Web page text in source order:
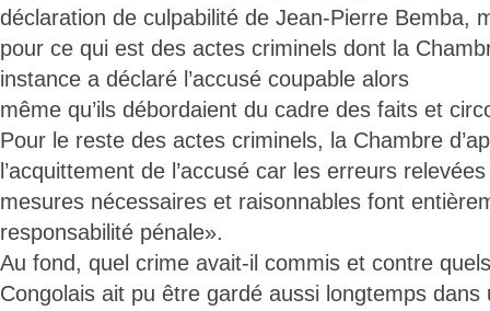
déclaration de culpabilité de Jean-Pierre Bemba,
pour ce qui est des actes criminels dont la
instance a déclaré l’accusé coupable alors
même qu’ils débordaient du cadre des faits et
Pour le reste des actes criminels, la Chambre
l’acquittement de l’accusé car les erreurs
mesures nécessaires et raisonnables font
responsabilité pénale».
Au fond, quel crime avait-il commis et contre
Congolais ait pu être gardé aussi longtemps dans